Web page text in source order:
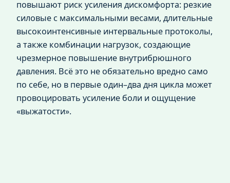
повышают риск усиления дискомфорта: резкие
силовые с максимальными весами, длительные
высокоинтенсивные интервальные протоколы,
а также комбинации нагрузок, создающие
чрезмерное повышение внутрибрюшного
давления. Всё это не обязательно вредно само
по себе, но в первые один–два дня цикла может
провоцировать усиление боли и ощущение
«выжатости».